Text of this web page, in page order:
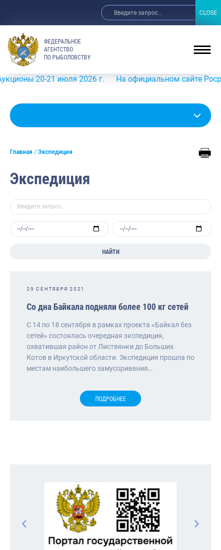
ФЕДЕРАЛЬНОЕ
АГЕНТСТВО
ПО РЫБОЛОВСТВУ
20-21 июля 2026 г. На официальном сайте
Главная Экспедиция
Экспедиция
НАЙТИ
29 СЕНТЯБРЯ 2021
Со дна Байкала подняли более 100 кг сетей
С 14 по 18 сентября в рамках проекта «Байкал без
сетей» состоялась очередная экспедиция,
охватившая район от Листвянки до Больших
Котов в Иркутской области. Экспедиция прошла по
местам наибольшего замусоривания…
ПОДРОБНЕЕ
CLOSE
CLOSE